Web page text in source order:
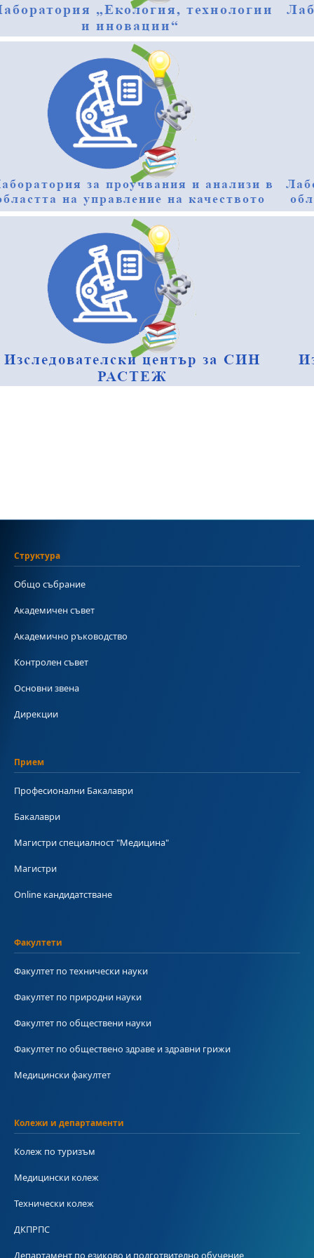
Структура
Общо събрание
Академичен съвет
Академично ръководство
Контролен съвет
Основни звена
Дирекции
Прием
Професионални Бакалаври
Бакалаври
Магистри специалност "Медицина"
Магистри
Online кандидатстване
Факултети
Факултет по технически науки
Факултет по природни науки
Факултет по обществени науки
Факултет по обществено здраве и здравни грижи
Медицински факултет
Колежи и департаменти
Колеж по туризъм
Медицински колеж
Технически колеж
ДКПРПС
Департамент по езиково и подготвително обучение